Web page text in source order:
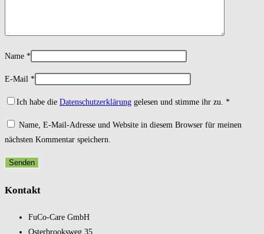
Name *
E-Mail *
Ich habe die Datenschutzerklärung gelesen und stimme ihr zu. *
Name, E-Mail-Adresse und Website in diesem Browser für meinen
nächsten Kommentar speichern.
Kontakt
FuCo-Care GmbH
Oster­brooks­weg 35